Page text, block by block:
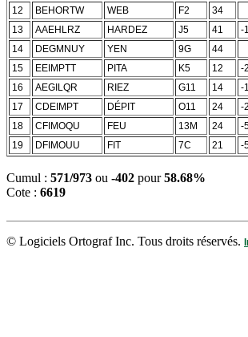
12
BEHORTW WEB F2 34
13
AAEHLRZ HARDEZ J5 41 -
14
DEGMNUY YEN 9G 44
15
EEIMPTT PITA K5 12 -
16
AEGILQR RIEZ G11 14 -
17
CDEIMPT DÉPIT O11 24 -2
18
CFIMOQU FEU 13M 24 -
19
DFIMOUU FIT 7C 21 -
Cumul : 571/973 ou -402 pour58.68%
Cote : 6619
© Logiciels Ortograf Inc. Tous droits réservés.